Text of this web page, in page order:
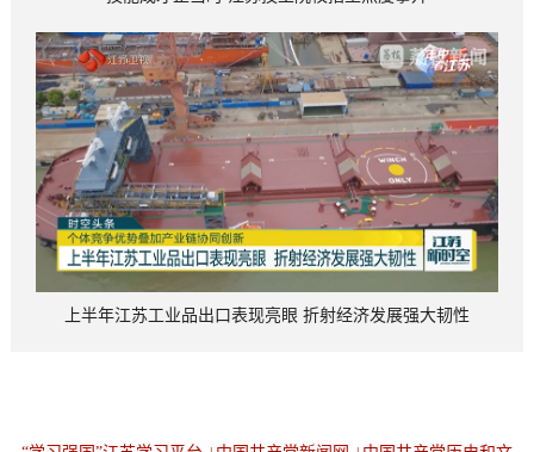
上半年江苏工业品出口表现亮眼 折射经济发展强大韧性